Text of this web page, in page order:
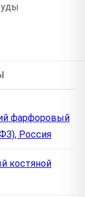
фарфоровый
Россия
костяной